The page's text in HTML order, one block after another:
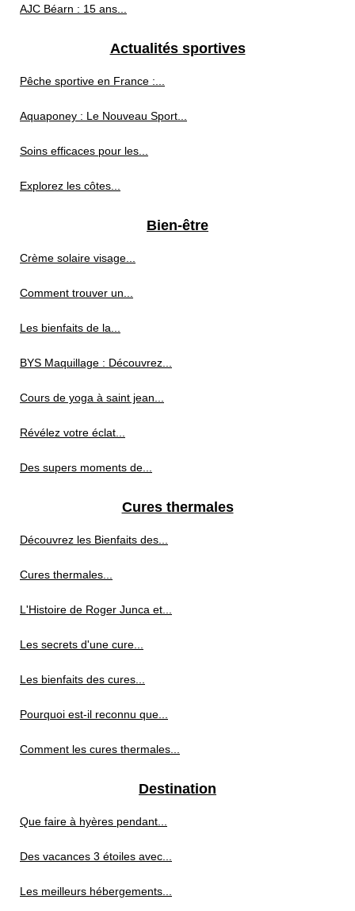
AJC Béarn : 15 ans...
Actualités sportives
Pêche sportive en France :...
Aquaponey : Le Nouveau Sport...
Soins efficaces pour les...
Explorez les côtes...
Bien-être
Crème solaire visage...
Comment trouver un...
Les bienfaits de la...
BYS Maquillage : Découvrez...
Cours de yoga à saint jean...
Révélez votre éclat...
Des supers moments de...
Cures thermales
Découvrez les Bienfaits des...
Cures thermales...
L'Histoire de Roger Junca et...
Les secrets d'une cure...
Les bienfaits des cures...
Pourquoi est-il reconnu que...
Comment les cures thermales...
Destination
Que faire à hyères pendant...
Des vacances 3 étoiles avec...
Les meilleurs hébergements...